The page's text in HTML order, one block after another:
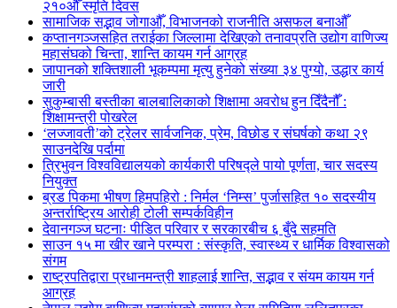
२१०औँ स्मृति दिवस
सामाजिक सद्भाव जोगाऔँ, विभाजनको राजनीति असफल बनाऔँ
कप्तानगञ्जसहित तराईका जिल्लामा देखिएको तनावप्रति उद्योग वाणिज्य
महासंघको चिन्ता, शान्ति कायम गर्न आग्रह
जापानको शक्तिशाली भूकम्पमा मृत्यु हुनेको संख्या ३४ पुग्यो, उद्धार कार्य
जारी
सुकुम्बासी बस्तीका बालबालिकाको शिक्षामा अवरोध हुन दिँदैनौँ :
शिक्षामन्त्री पोखरेल
‘लज्जावती’को ट्रेलर सार्वजनिक, प्रेम, विछोड र संघर्षको कथा २९
साउनदेखि पर्दामा
त्रिभुवन विश्वविद्यालयको कार्यकारी परिषद्ले पायो पूर्णता, चार सदस्य
नियुक्त
ब्रड पिकमा भीषण हिमपहिरो : निर्मल ‘निम्स’ पुर्जासहित १० सदस्यीय
अन्तर्राष्ट्रिय आरोही टोली सम्पर्कविहीन
देवानगञ्ज घटनाः पीडित परिवार र सरकारबीच ६ बुँदे सहमति
साउन १५ मा खीर खाने परम्परा : संस्कृति, स्वास्थ्य र धार्मिक विश्वासको
संगम
राष्ट्रपतिद्वारा प्रधानमन्त्री शाहलाई शान्ति, सद्भाव र संयम कायम गर्न
आग्रह